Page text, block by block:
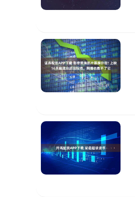
1.02% 深证成指